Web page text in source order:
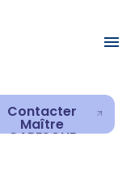
menu
Contacter
Maître
CARESCHE
Contacter